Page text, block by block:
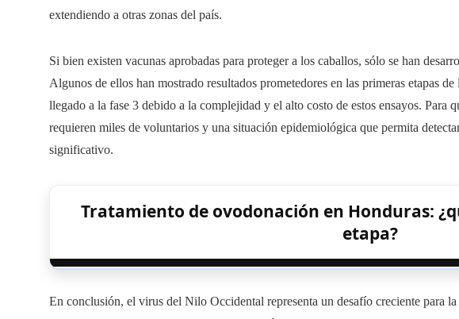
extendiendo a otras zonas del país.
Si bien existen vacunas aprobadas para proteger a los caballos, sólo se han
Algunos de ellos han mostrado resultados prometedores en las primeras etapas
llegado a la fase 3 debido a la complejidad y el alto costo de estos ensayos. Para
requieren miles de voluntarios y una situación epidemiológica que permita
significativo.
Tratamiento de ovodonación en Honduras:
etapa?
En conclusión, el virus del Nilo Occidental representa un desafío creciente para